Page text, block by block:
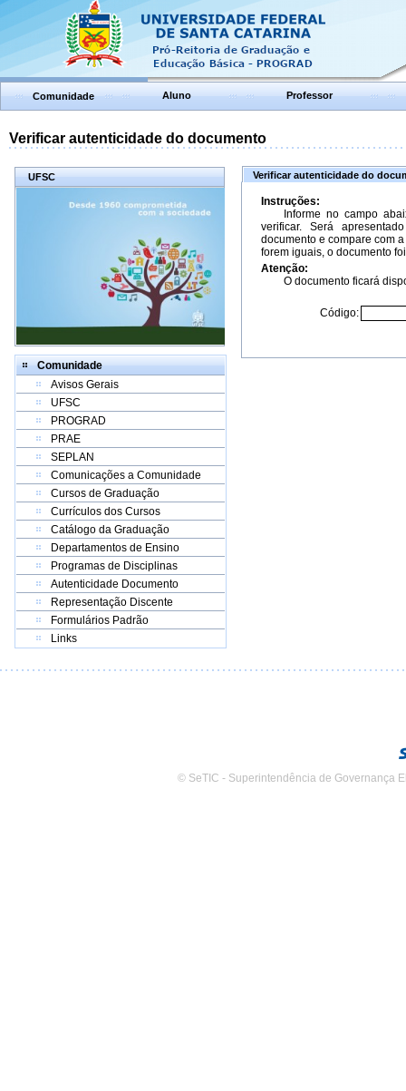
Comunidade Aluno Professor
Verificar autenticidade do documento
UFSC
Comunidade
Avisos Gerais
UFSC
PROGRAD
PRAE
SEPLAN
Comunicações a Comunidade
Cursos de Graduação
Currículos dos Cursos
Catálogo da Graduação
Departamentos de Ensino
Programas de Disciplinas
Autenticidade Documento
Representação Discente
Formulários Padrão
Links
Verificar autenticidade do
Instruções:
Informe no campo
verificar. Será
documento e compare com
forem iguais, o documento
Atenção:
O documento ficará
Código:
© SeTIC - Superintendência de Governança